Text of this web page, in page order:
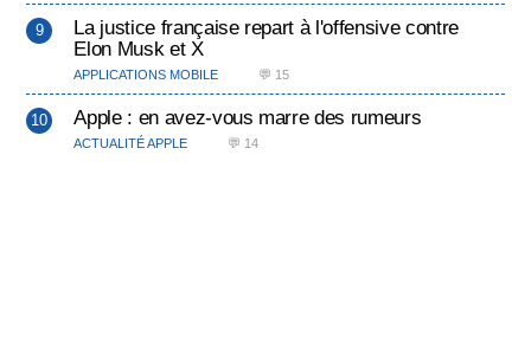
La justice française repart à l'offensive contre
Elon Musk et X
APPLICATIONS MOBILE 💬 15
Apple : en avez-vous marre des rumeurs
ACTUALITÉ APPLE 💬 14